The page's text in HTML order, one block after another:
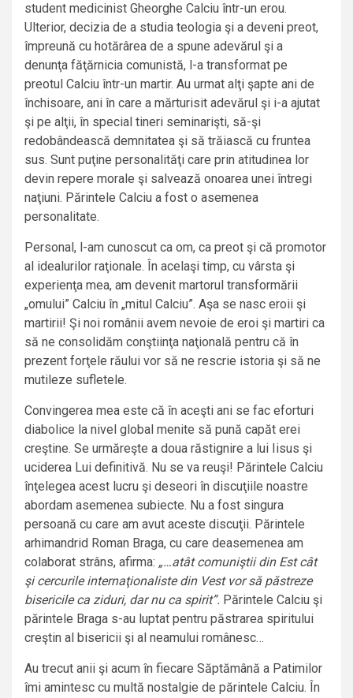
student medicinist Gheorghe Calciu într-un erou.
Ulterior, decizia de a studia teologia şi a deveni preot,
împreună cu hotărârea de a spune adevărul şi a
denunţa făţărnicia comunistă, l-a transformat pe
preotul Calciu într-un martir. Au urmat alţi şapte ani de
închisoare, ani în care a mărturisit adevărul şi i-a ajutat
şi pe alţii, în special tineri seminarişti, să-şi
redobândească demnitatea şi să trăiască cu fruntea
sus. Sunt puţine personalităţi care prin atitudinea lor
devin repere morale şi salvează onoarea unei întregi
naţiuni. Părintele Calciu a fost o asemenea
personalitate.
Personal, l-am cunoscut ca om, ca preot şi că promotor
al idealurilor raţionale. În acelaşi timp, cu vârsta şi
experienţa mea, am devenit martorul transformării
„omului” Calciu în „mitul Calciu”. Aşa se nasc eroii şi
martirii! Şi noi românii avem nevoie de eroi şi martiri ca
să ne consolidăm conştiinţa naţională pentru că în
prezent forţele răului vor să ne rescrie istoria şi să ne
mutileze sufletele.
Convingerea mea este că în aceşti ani se fac eforturi
diabolice la nivel global menite să pună capăt erei
creştine. Se urmăreşte a doua răstignire a lui Iisus şi
uciderea Lui definitivă. Nu se va reuşi! Părintele Calciu
înţelegea acest lucru şi deseori în discuţiile noastre
abordam asemenea subiecte. Nu a fost singura
persoană cu care am avut aceste discuţii. Părintele
arhimandrid Roman Braga, cu care deasemenea am
colaborat strâns, afirma: „…atât comuniştii din Est cât
şi cercurile internaţionaliste din Vest vor să păstreze
bisericile ca ziduri, dar nu ca spirit”. Părintele Calciu şi
părintele Braga s-au luptat pentru păstrarea spiritului
creştin al bisericii şi al neamului românesc…
Au trecut anii şi acum în fiecare Săptămână a Patimilor
îmi amintesc cu multă nostalgie de părintele Calciu. În